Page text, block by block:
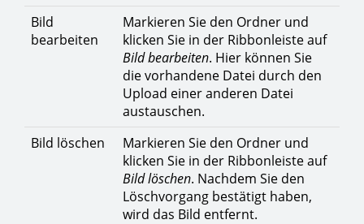
Bild
bearbeiten
Markieren Sie den Ordner und
klicken Sie in der Ribbonleiste auf
Bild bearbeiten. Hier können Sie
die vorhandene Datei durch den
Upload einer anderen Datei
austauschen.
Bild löschen
Markieren Sie den Ordner und
klicken Sie in der Ribbonleiste auf
Bild löschen. Nachdem Sie den
Löschvorgang bestätigt haben,
wird das Bild entfernt.